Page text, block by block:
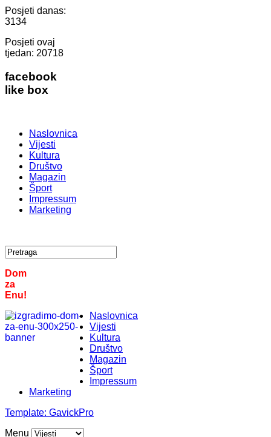
Posjeti danas:
3134
Posjeti ovaj
tjedan: 20718
facebook
like box
Naslovnica
Vijesti
Kultura
Društvo
Magazin
Šport
Impressum
Marketing
Dom
za
Enu!
Naslovnica
Vijesti
Kultura
Društvo
Magazin
Šport
Impressum
Marketing
Template: GavickPro
Menu